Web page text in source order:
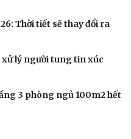
phụ nữ cần biết